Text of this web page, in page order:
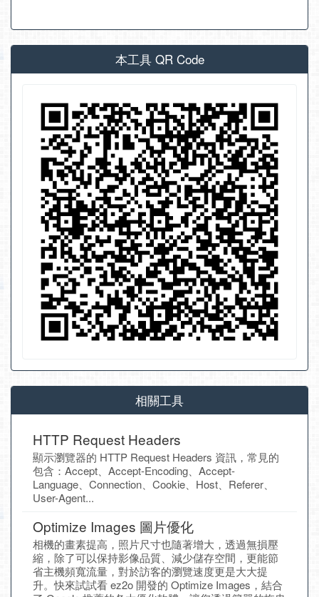
本工具 QR Code
相關工具
HTTP Request Headers
顯示瀏覽器的 HTTP Request Headers 資訊，常見的
包含：Accept、Accept-Encoding、Accept-
Language、Connection、Cookie、Host、Referer、
User-Agent...
Optimize Images 圖片優化
相機的畫素提高，照片尺寸也隨著增大，透過無損壓
縮，除了可以保持影像品質、減少儲存空間，更能節
省主機頻寬流量，對於訪客的瀏覽速度更是大大提
升。快來試試看 ez2o 開發的 Optimize Images，結合